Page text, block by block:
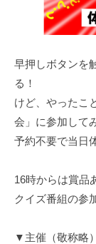
早押しボタンを
る！
けど、やったこ
会」に参加して
予約不要で当日
16時からは賞品
クイズ番組の参
▼主催（敬称略）